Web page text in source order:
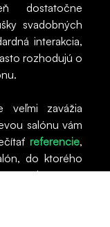
dostatočne
svadobných
interakcia,
rozhodujú o
zavážia
salónu vám
referencie,
do ktorého
naplní vaše